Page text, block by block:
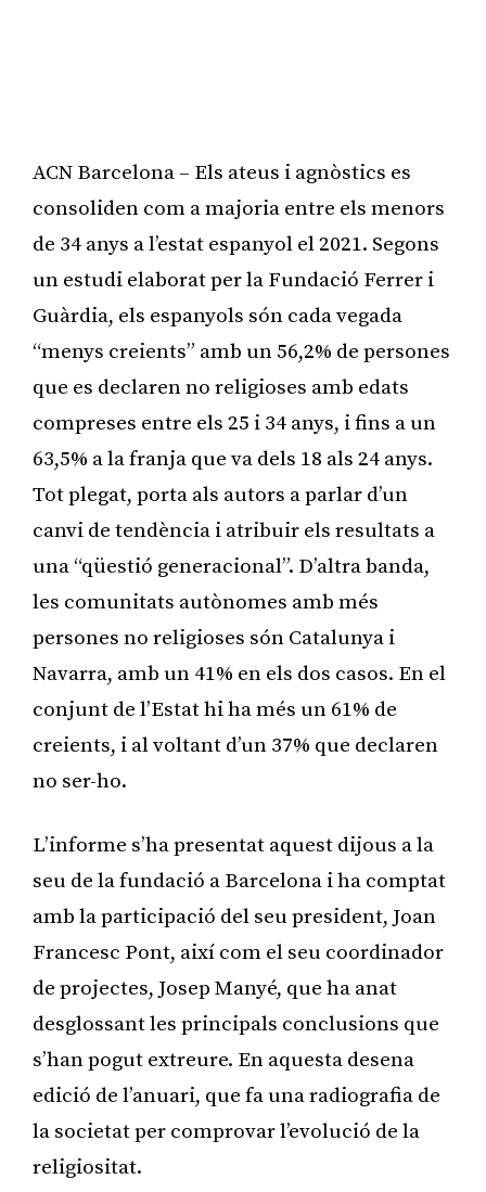
ACN Barcelona – Els ateus i agnòstics es
consoliden com a majoria entre els menors
de 34 anys a l’estat espanyol el 2021. Segons
un estudi elaborat per la Fundació Ferrer i
Guàrdia, els espanyols són cada vegada
“menys creients” amb un 56,2% de persones
que es declaren no religioses amb edats
compreses entre els 25 i 34 anys, i fins a un
63,5% a la franja que va dels 18 als 24 anys.
Tot plegat, porta als autors a parlar d’un
canvi de tendència i atribuir els resultats a
una “qüestió generacional”. D’altra banda,
les comunitats autònomes amb més
persones no religioses són Catalunya i
Navarra, amb un 41% en els dos casos. En el
conjunt de l’Estat hi ha més un 61% de
creients, i al voltant d’un 37% que declaren
no ser-ho.
L’informe s’ha presentat aquest dijous a la
seu de la fundació a Barcelona i ha comptat
amb la participació del seu president, Joan
Francesc Pont, així com el seu coordinador
de projectes, Josep Manyé, que ha anat
desglossant les principals conclusions que
s’han pogut extreure. En aquesta desena
edició de l’anuari, que fa una radiografia de
la societat per comprovar l’evolució de la
religiositat.